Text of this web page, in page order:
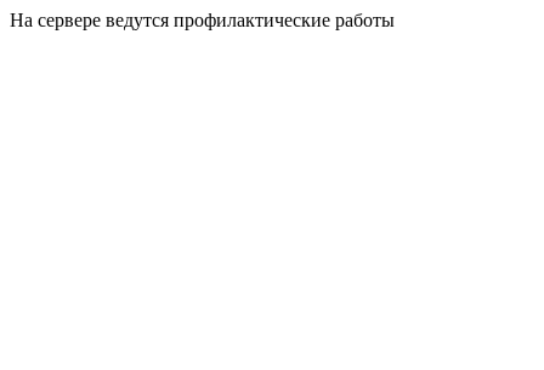
На сервере ведутся профилактические работы